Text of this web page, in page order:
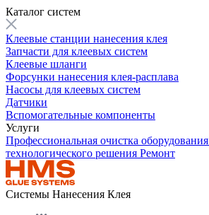
Каталог систем
Клеевые станции нанесения клея
Запчасти для клеевых систем
Клеевые шланги
Форсунки нанесения клея-расплава
Насосы для клеевых систем
Датчики
Вспомогательные компоненты
Услуги
Профессиональная очистка оборудования
технологического решения Ремонт
Системы Нанесения Клея